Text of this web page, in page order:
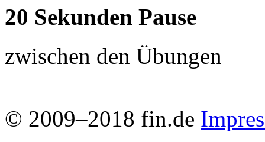
20 Sekunden Pause
zwischen den Übungen
© 2009–2018 fin.de